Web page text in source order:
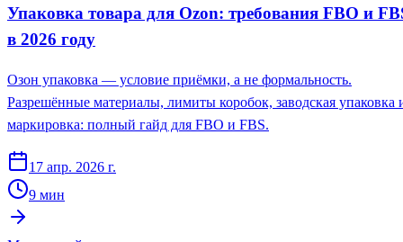
Упаковка товара для Ozon: требования FBO и
в 2026 году
Озон упаковка — условие приёмки, а не формальность.
Разрешённые материалы, лимиты коробок, заводская упаковка
маркировка: полный гайд для FBO и FBS.
17 апр. 2026 г.
9 мин